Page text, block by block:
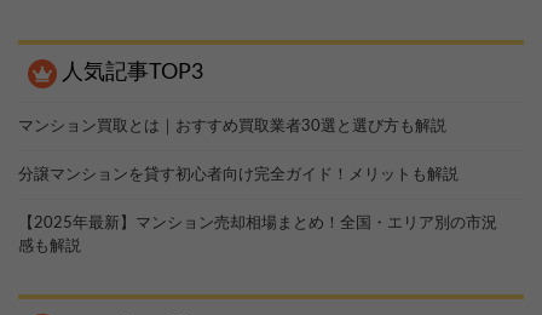
人気記事TOP3
マンション買取とは｜おすすめ買取業者30選と選び方も解説
分譲マンションを貸す初心者向け完全ガイド！メリットも解説
【2025年最新】マンション売却相場まとめ！全国・エリア別の市況
感も解説